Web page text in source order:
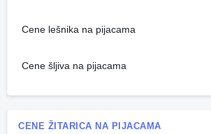
Cene lešnika na pijacama
Cene šljiva na pijacama
CENE ŽITARICA NA PIJACAMA